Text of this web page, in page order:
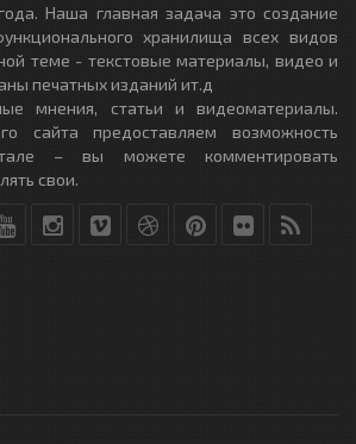
Наша главная задача это создание
хранилища всех видов
теме - текстовые материалы, видео и
печатных изданий ит.д
мнения, статьи и видеоматериалы.
сайта предоставляем возможность
– вы можете комментировать
свои.